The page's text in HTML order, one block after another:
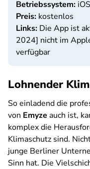
Betriebssystem:
Preis: kostenlos
Links: Die App ist
2024] nicht im
verfügbar
Lohnender
So einladend die
von Emyze auch ist,
komplex die
Klimaschutz sind.
junge Berliner
Sinn hat. Die